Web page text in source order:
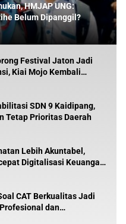
HMJAP UNG:
Belum Dipanggil?
Festival Jaton Jadi
Kiai Mojo Kembali
SDN 9 Kaidipang,
Tetap Prioritas Daerah
Lebih Akuntabel,
Digitalisasi Keuangan
CAT Berkualitas Jadi
dan